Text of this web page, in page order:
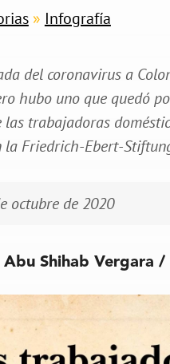
» Infografía
del coronavirus a
hubo uno que quedó
las trabajadoras
la Friedrich-Ebert-
octubre de 2020
Abu Shihab Vergara